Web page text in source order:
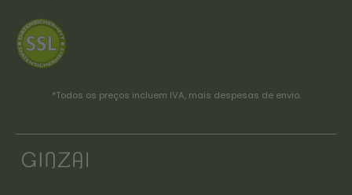
*Todos os preços incluem IVA, mais despesas de envio.